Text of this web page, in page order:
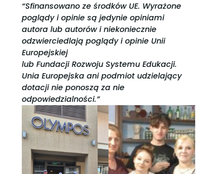
“Sfinansowano ze środków UE. Wyrażone
poglądy i opinie są jedynie opiniami
autora lub autorów i niekoniecznie
odzwierciedlają poglądy i opinie Unii
Europejskiej
lub Fundacji Rozwoju Systemu Edukacji.
Unia Europejska ani podmiot udzielający
dotacji nie ponoszą za nie
odpowiedzialności.”